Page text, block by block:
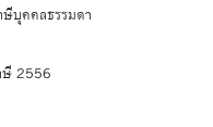
บุคคลธรรมดา
ษี 2556